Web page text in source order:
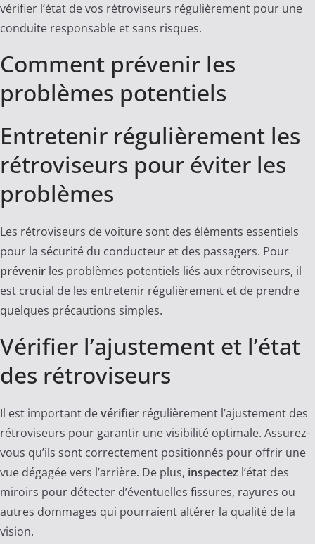
vérifier l’état de vos rétroviseurs régulièrement pour une
conduite responsable et sans risques.
Comment prévenir les
problèmes potentiels
Entretenir régulièrement les
rétroviseurs pour éviter les
problèmes
Les rétroviseurs de voiture sont des éléments essentiels
pour la sécurité du conducteur et des passagers. Pour
prévenir les problèmes potentiels liés aux rétroviseurs, il
est crucial de les entretenir régulièrement et de prendre
quelques précautions simples.
Vérifier l’ajustement et l’état
des rétroviseurs
Il est important devérifier régulièrement l’ajustement des
rétroviseurs pour garantir une visibilité optimale. Assurez-
vous qu’ils sont correctement positionnés pour offrir une
vue dégagée vers l’arrière. De plus, inspectez l’état des
miroirs pour détecter d’éventuelles fissures, rayures ou
autres dommages qui pourraient altérer la qualité de la
vision.